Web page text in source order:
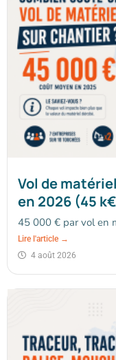
Vol de
en 2026 (45
45 000 € par vol en
Lire l'article →
4 août 2026